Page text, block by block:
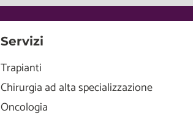
Servizi
Trapianti
Chirurgia ad alta specializzazione
Oncologia